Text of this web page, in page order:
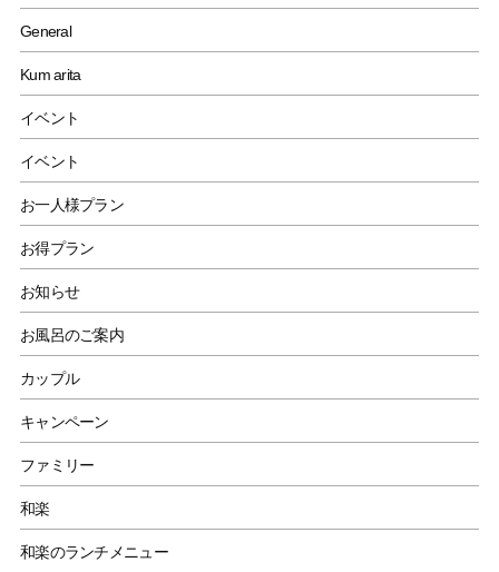
General
Kum arita
イベント
イベント
お一人様プラン
お得プラン
お知らせ
お風呂のご案内
カップル
キャンペーン
ファミリー
和楽
和楽のランチメニュー